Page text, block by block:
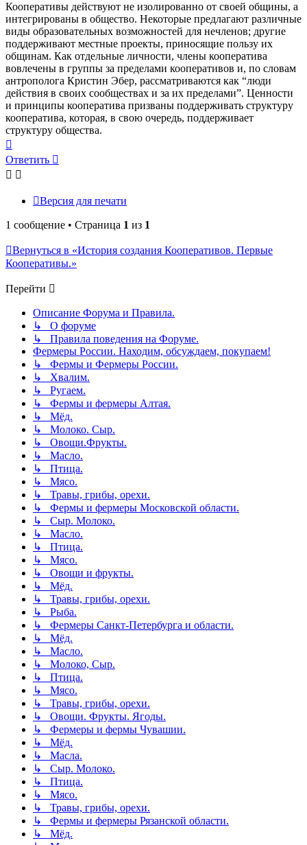
Кооперативы действуют не изолированно от своей общины, а
интегрированы в общество. Некоторые предлагают различные
виды образовательных возможностей для нечленов; другие
поддерживают местные проекты, приносящие пользу их
общинам. Как отдельные личности, члены кооператива
вовлечены в группы за пределами кооперативов и, по словам
антрополога Кристин Эбер, рассматриваются как “люди
действия в своих сообществах и за их пределами”. Ценности
и принципы кооператива призваны поддерживать структуру
кооператива, которая, в свою очередь, поддерживает
структуру общества.
к
началу
Ответить
Версия для печати
1 сообщение • Страница 1 из 1
Вернуться в «История создания Кооперативов. Первые
Кооперативы.»
Перейти
Описание Форума и Правила.
↳ О форуме
↳ Правила поведения на Форуме.
Фермеры России. Находим, обсуждаем, покупаем!
↳ Фермы и Фермеры России.
↳ Хвалим.
↳ Ругаем.
↳ Фермы и фермеры Алтая.
↳ Мёд.
↳ Молоко. Сыр.
↳ Овощи.Фрукты.
↳ Масло.
↳ Птица.
↳ Мясо.
↳ Травы, грибы, орехи.
↳ Фермы и фермеры Московской области.
↳ Сыр. Молоко.
↳ Масло.
↳ Птица.
↳ Мясо.
↳ Овощи и фрукты.
↳ Мёд.
↳ Травы, грибы, орехи.
↳ Рыба.
↳ Фермеры Санкт-Петербурга и области.
↳ Мёд.
↳ Масло.
↳ Молоко, Сыр.
↳ Птица.
↳ Мясо.
↳ Травы, грибы, орехи.
↳ Овощи. Фрукты. Ягоды.
↳ Фермеры и фермы Чувашии.
↳ Мёд.
↳ Масла.
↳ Сыр. Молоко.
↳ Птица.
↳ Мясо.
↳ Травы, грибы, орехи.
↳ Фермы и фермеры Рязанской области.
↳ Мёд.